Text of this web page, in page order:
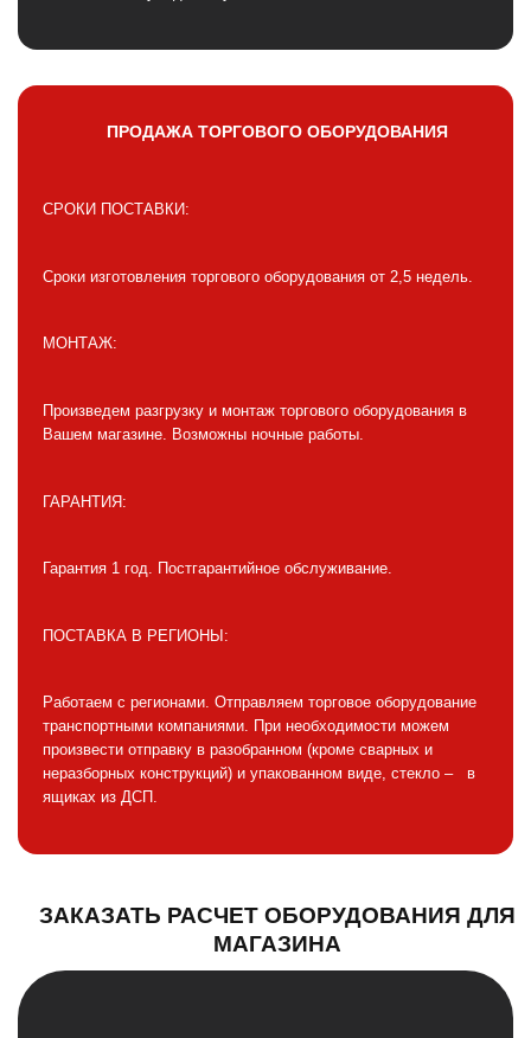
ПРОДАЖА ТОРГОВОГО ОБОРУДОВАНИЯ
СРОКИ ПОСТАВКИ:
Сроки изготовления торгового оборудования от 2,5 недель.
МОНТАЖ:
Произведем разгрузку и монтаж торгового оборудования в
Вашем магазине. Возможны ночные работы.
ГАРАНТИЯ:
Гарантия 1 год. Постгарантийное обслуживание.
ПОСТАВКА В РЕГИОНЫ:
Работаем с регионами. Отправляем торговое оборудование
транспортными компаниями. При необходимости можем
произвести отправку в разобранном (кроме сварных и
неразборных конструкций) и упакованном виде, стекло – в
ящиках из ДСП.
ЗАКАЗАТЬ РАСЧЕТ ОБОРУДОВАНИЯ ДЛЯ
МАГАЗИНА